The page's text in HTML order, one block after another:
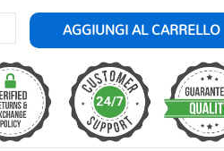
AGGIUNGI AL CARRELLO